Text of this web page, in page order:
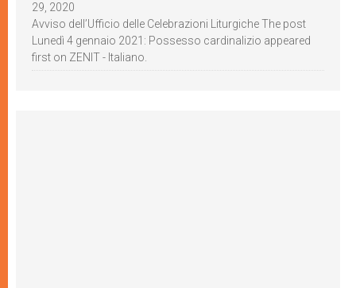
29, 2020
Avviso dell’Ufficio delle Celebrazioni Liturgiche The post
Lunedì 4 gennaio 2021: Possesso cardinalizio appeared
first on ZENIT - Italiano.